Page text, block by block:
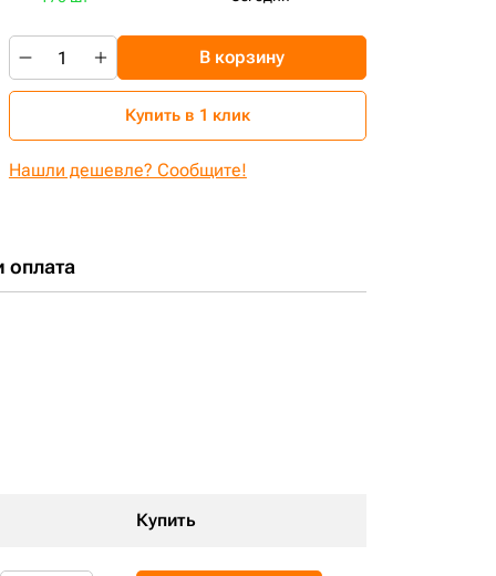
В корзину
Купить в 1 клик
Нашли дешевле? Сообщите!
оплата
Купить